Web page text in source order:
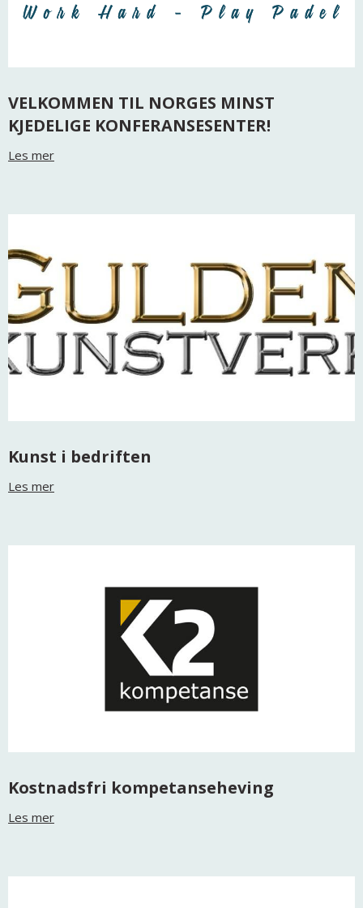
VELKOMMEN TIL NORGES MINST
KJEDELIGE KONFERANSESENTER!
Les mer
Kunst i bedriften
Les mer
Kostnadsfri kompetanseheving
Les mer